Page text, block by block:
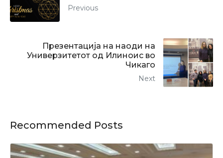
Previous
Презентација на наоди на
Универзитетот од Илиноис во
Чикаго
Next
Recommended Posts